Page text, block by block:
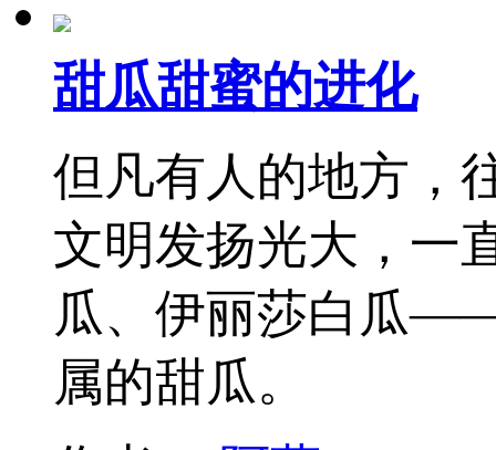
甜瓜甜蜜的进化
但凡有人的地方，
文明发扬光大，一
瓜、伊丽莎白瓜
属的甜瓜。